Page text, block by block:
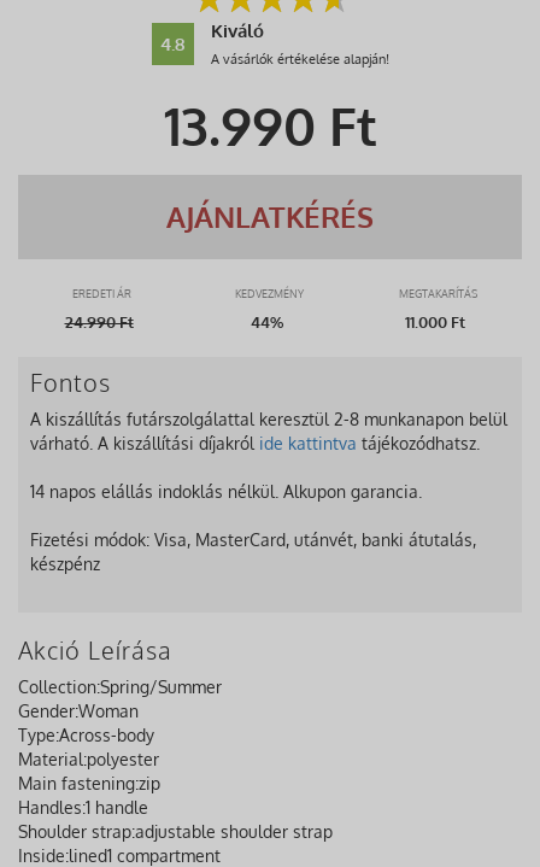
4.8
Kiváló
A vásárlók értékelése alapján!
13.990 Ft
AJÁNLATKÉRÉS
EREDETI ÁR KEDVEZMÉNY MEGTAKARÍTÁS
24.990Ft 44% 11.000 Ft
Fontos
A kiszállítás futárszolgálattal keresztül 2-8 munkanapon belül
várható. A kiszállítási díjakról ide kattintva tájékozódhatsz.
14 napos elállás indoklás nélkül. Alkupon garancia.
Fizetési módok: Visa, MasterCard, utánvét, banki átutalás,
készpénz
Akció Leírása
Collection:Spring/Summer
Gender:Woman
Type:Across-body
Material:polyester
Main fastening:zip
Handles:1 handle
Shoulder strap:adjustable shoulder strap
Inside:lined1 compartment